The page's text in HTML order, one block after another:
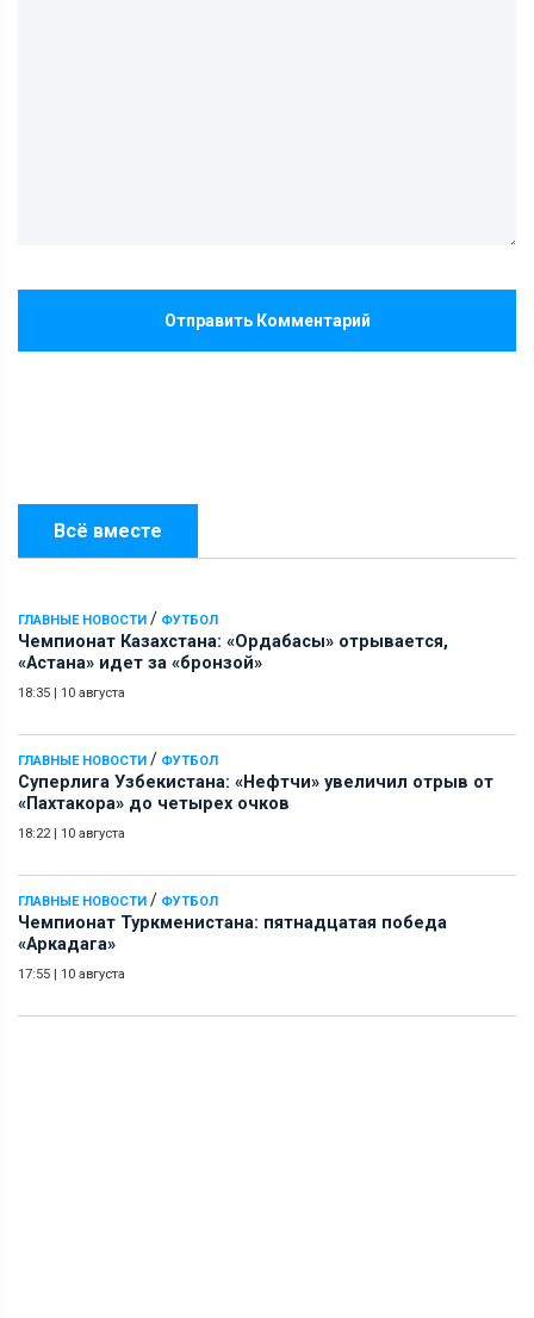
Всё вместе
ГЛАВНЫЕ НОВОСТИ / ФУТБОЛ
Чемпионат Казахстана: «Ордабасы» отрывается,
«Астана» идет за «бронзой»
18:35 | 10 августа
ГЛАВНЫЕ НОВОСТИ / ФУТБОЛ
Суперлига Узбекистана: «Нефтчи» увеличил отрыв от
«Пахтакора» до четырех очков
18:22| 10 августа
ГЛАВНЫЕ НОВОСТИ / ФУТБОЛ
Чемпионат Туркменистана: пятнадцатая победа
«Аркадага»
17:55 | 10 августа
Отправить Комментарий